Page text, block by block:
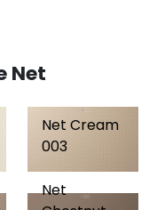
Net
Net Cream
003
Net